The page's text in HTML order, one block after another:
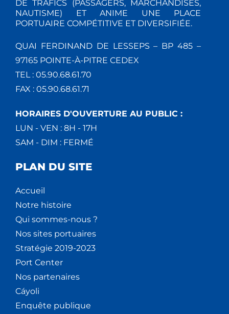
DE TRAFICS (PASSAGERS, MARCHANDISES,
NAUTISME) ET ANIME UNE PLACE
PORTUAIRE COMPÉTITIVE ET DIVERSIFIÉE.
QUAI FERDINAND DE LESSEPS – BP 485 –
97165 POINTE-À-PITRE CEDEX
TEL : 05.90.68.61.70
FAX : 05.90.68.61.71
HORAIRES D'OUVERTURE AU PUBLIC :
LUN - VEN : 8H - 17H
SAM - DIM : FERMÉ
PLAN DU SITE
Accueil
Notre histoire
Qui sommes-nous ?
Nos sites portuaires
Stratégie 2019-2023
Port Center
Nos partenaires
Cáyoli
Enquête publique